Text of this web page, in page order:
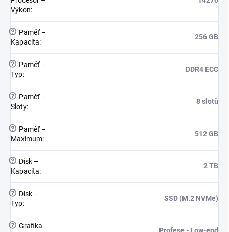
Výkon:
?
Paměť –
Kapacita:
256 GB
?
Paměť –
Typ:
DDR4 ECC
?
Paměť –
Sloty:
8 slotů
?
Paměť –
Maximum:
512 GB
?
Disk –
Kapacita:
2 TB
?
Disk –
Typ:
SSD (M.2 NVMe)
? Grafika